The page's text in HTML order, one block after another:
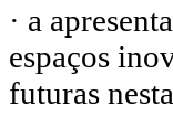
· a
espaços
futuras